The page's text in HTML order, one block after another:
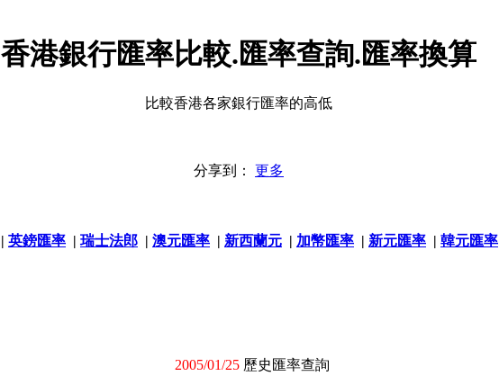
香港銀行匯率比較.匯率查詢.匯率換算
比較香港各家銀行匯率的高低
分享到： 更多
| 英鎊匯率 | 瑞士法郎 | 澳元匯率 | 新西蘭元 | 加幣匯率 | 新元匯率 | 韓元匯率
2005/01/25 歷史匯率查詢